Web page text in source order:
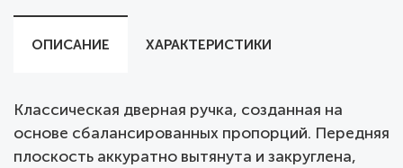
ОПИСАНИЕ ХАРАКТЕРИСТИКИ
Классическая дверная ручка, созданная на
основе сбалансированных пропорций. Передняя
плоскость аккуратно вытянута и закруглена,